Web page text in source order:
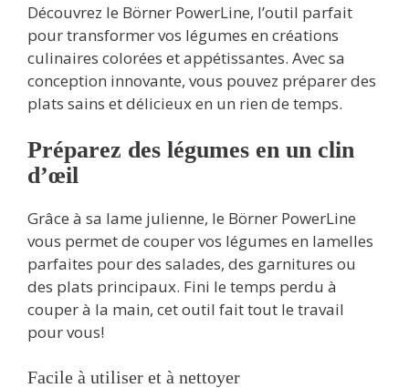
Découvrez le Börner PowerLine, l’outil parfait
pour transformer vos légumes en créations
culinaires colorées et appétissantes. Avec sa
conception innovante, vous pouvez préparer des
plats sains et délicieux en un rien de temps.
Préparez des légumes en un clin
d’œil
Grâce à sa lame julienne, le Börner PowerLine
vous permet de couper vos légumes en lamelles
parfaites pour des salades, des garnitures ou
des plats principaux. Fini le temps perdu à
couper à la main, cet outil fait tout le travail
pour vous!
Facile à utiliser et à nettoyer